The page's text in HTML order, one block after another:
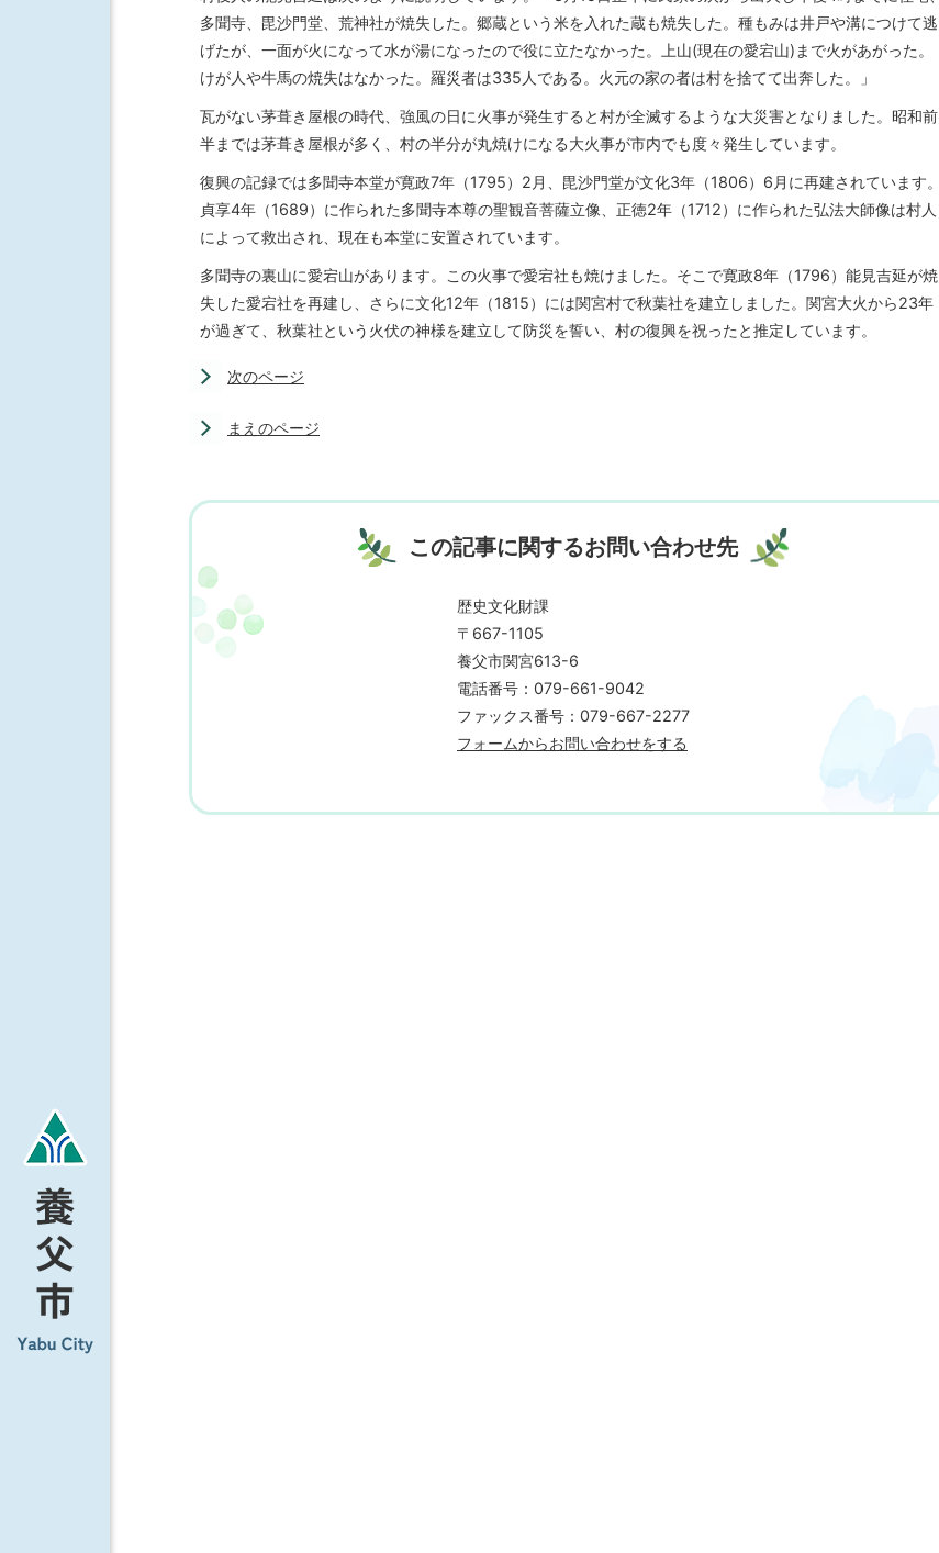
多聞寺、毘沙門堂、荒神社が焼失した。郷蔵という米を入れた蔵も焼失した。種もみは井戸や溝につけて逃
げたが、一面が火になって水が湯になったので役に立たなかった。上山(現在の愛宕山)まで火があがった。
けが人や牛馬の焼失はなかった。羅災者は335人である。火元の家の者は村を捨てて出奔した。」
瓦がない茅葺き屋根の時代、強風の日に火事が発生すると村が全滅するような大災害となりました。昭和前
半までは茅葺き屋根が多く、村の半分が丸焼けになる大火事が市内でも度々発生しています。
復興の記録では多聞寺本堂が寛政7年（1795）2月、毘沙門堂が文化3年（1806）6月に再建されています。
貞享4年（1689）に作られた多聞寺本尊の聖観音菩薩立像、正徳2年（1712）に作られた弘法大師像は村人
によって救出され、現在も本堂に安置されています。
多聞寺の裏山に愛宕山があります。この火事で愛宕社も焼けました。そこで寛政8年（1796）能見吉延が焼
失した愛宕社を再建し、さらに文化12年（1815）には関宮村で秋葉社を建立しました。関宮大火から23年
が過ぎて、秋葉社という火伏の神様を建立して防災を誓い、村の復興を祝ったと推定しています。
次のページ
まえのページ
この記事に関するお問い合わせ先
歴史文化財課
〒667-1105
養父市関宮613-6
電話番号：079-661-9042
ファックス番号：079-667-2277
フォームからお問い合わせをする